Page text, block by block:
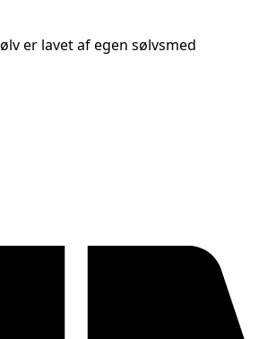
er lavet af egen sølvsmed